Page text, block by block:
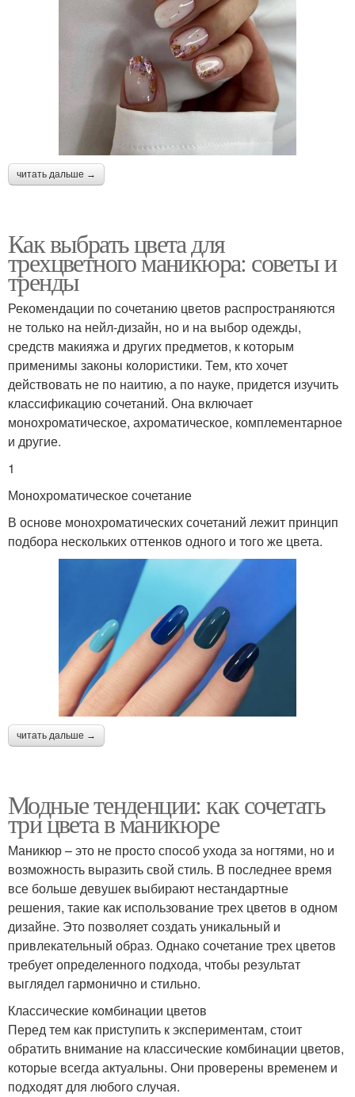
читать дальше →
Как выбрать цвета для
трехцветного маникюра: советы и
тренды
Рекомендации по сочетанию цветов распространяются
не только на нейл-дизайн, но и на выбор одежды,
средств макияжа и других предметов, к которым
применимы законы колористики. Тем, кто хочет
действовать не по наитию, а по науке, придется изучить
классификацию сочетаний. Она включает
монохроматическое, ахроматическое, комплементарное
и другие.
1
Монохроматическое сочетание
В основе монохроматических сочетаний лежит принцип
подбора нескольких оттенков одного и того же цвета.
читать дальше →
Модные тенденции: как сочетать
три цвета в маникюре
Маникюр – это не просто способ ухода за ногтями, но и
возможность выразить свой стиль. В последнее время
все больше девушек выбирают нестандартные
решения, такие как использование трех цветов в одном
дизайне. Это позволяет создать уникальный и
привлекательный образ. Однако сочетание трех цветов
требует определенного подхода, чтобы результат
выглядел гармонично и стильно.
Классические комбинации цветов
Перед тем как приступить к экспериментам, стоит
обратить внимание на классические комбинации цветов,
которые всегда актуальны. Они проверены временем и
подходят для любого случая.